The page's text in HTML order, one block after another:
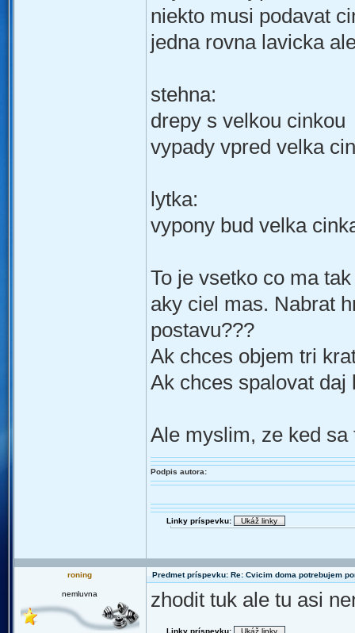
niekto musi podavat
jedna rovna lavicka
stehna:
drepy s velkou cinkou
vypady vpred velka
lytka:
vypony bud velka
To je vsetko co ma
aky ciel mas. Nabrat
postavu???
Ak chces objem tri
Ak chces spalovat daj
Ale myslim, ze ked sa
Podpis autora:
Linky príspevku:
roning Predmet príspevku: Re: Cvicim doma potrebujem
nemluvna zhodit tuk ale tu asi
Linky príspevku: